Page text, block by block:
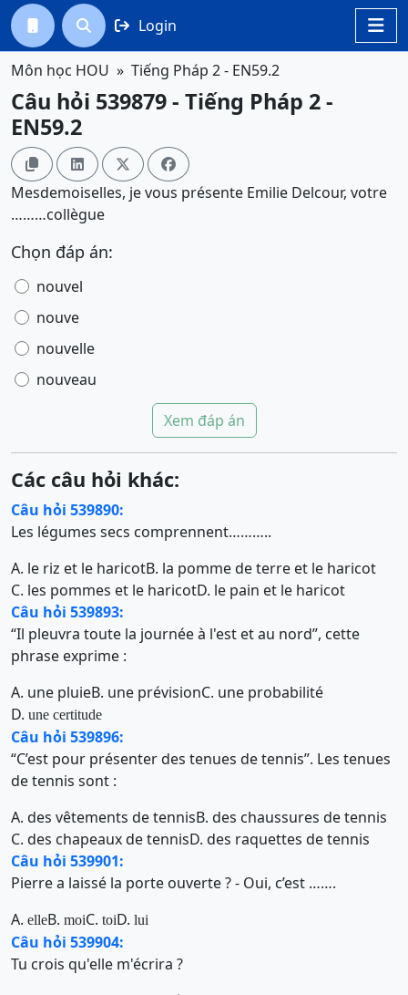

  Login
Môn học HOU Tiếng Pháp 2 - EN59.2
Câu hỏi 539879 - Tiếng Pháp 2 -
EN59.2
   
Mesdemoiselles, je vous présente Emilie Delcour, votre
………collègue
Chọn đáp án:
nouvel
nouve
nouvelle
nouveau
Xem đáp án
Các câu hỏi khác:
Câu hỏi 539890:
Les légumes secs comprennent………..
A. le riz et le haricotB. la pomme de terre et le haricot
C. les pommes et le haricotD. le pain et le haricot
Câu hỏi 539893:
“Il pleuvra toute la journée à l'est et au nord”, cette
phrase exprime :
A. une pluieB. une prévisionC. une probabilité
D. une certitude
Câu hỏi 539896:
“C’est pour présenter des tenues de tennis”. Les tenues
de tennis sont :
A. des vêtements de tennisB. des chaussures de tennis
C. des chapeaux de tennisD. des raquettes de tennis
Câu hỏi 539901:
Pierre a laissé la porte ouverte ? - Oui, c’est …….
A. elleB. moiC. toiD. lui
Câu hỏi 539904:
Tu crois qu'elle m'écrira ?